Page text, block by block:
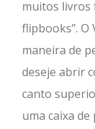
muitos livros
flipbooks”. O
maneira de
deseje abrir
canto
uma caixa